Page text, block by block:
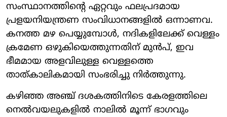
സംസ്ഥാനത്തിന്റെ ഏറ്റവും ഫലപ്രദമായ
പ്രളയനിയന്ത്രണ സംവിധാനങ്ങളിൽ ഒന്നാണവ.
കനത്ത മഴ പെയ്യുമ്പോൾ, നദികളിലേക്ക് വെള്ളം
ക്രമേണ ഒഴുകിയെത്തുന്നതിന് മുൻപ്, ഇവ
ഭീമമായ അളവിലുള്ള വെള്ളത്തെ
താത്കാലികമായി സംഭരിച്ചു നിർത്തുന്നു.
കഴിഞ്ഞ അഞ്ച് ദശകത്തിനിടെ കേരളത്തിലെ
നെൽവയലുകളിൽ നാലിൽ മൂന്ന് ഭാഗവും